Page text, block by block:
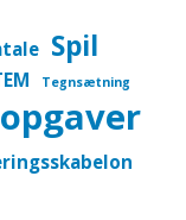
Spil
Tegnsætning